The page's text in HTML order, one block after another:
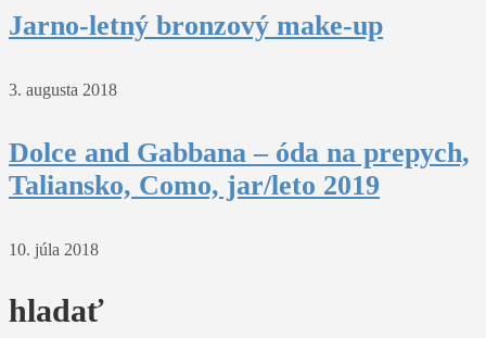
Jarno-letný bronzový make-up
3. augusta 2018
Dolce and Gabbana – óda na prepych,
Taliansko, Como, jar/leto 2019
10. júla 2018
hladať